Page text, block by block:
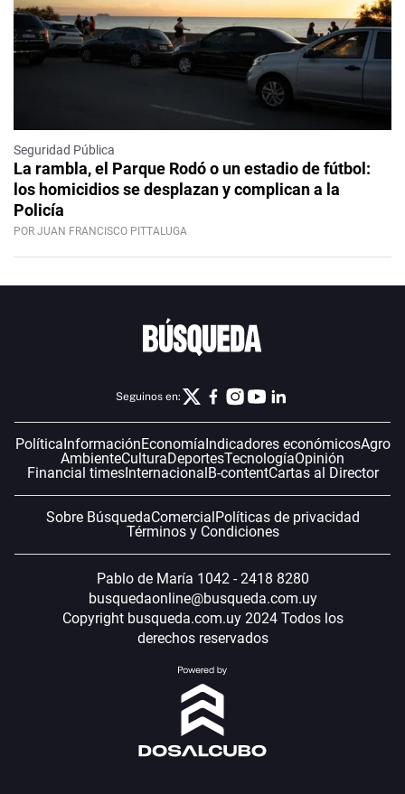
Seguridad Pública
La rambla, el Parque Rodó o un estadio de fútbol:
los homicidios se desplazan y complican a la
Policía
POR JUAN FRANCISCO PITTALUGA
Seguinos en:
PolíticaInformaciónEconomíaIndicadores económicosAgro
AmbienteCulturaDeportesTecnologíaOpinión
Financial timesInternacionalB-contentCartas al Director
Sobre BúsquedaComercialPolíticas de privacidad
Términos y Condiciones
Pablo de María 1042 - 2418 8280
busquedaonline@busqueda.com.uy
Copyright busqueda.com.uy 2024 Todos los
derechos reservados